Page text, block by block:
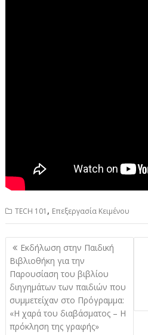
TECH 101 , Επεξεργασία Κειμένου
Πλοήγηση
άρθρων
Εκδήλωση στην Παιδική
Βιβλιοθήκη για την
Παρουσίαση του βιβλίου
διηγημάτων των παιδιών που
συμμετείχαν στο Πρόγραμμα:
«Η χαρά του διαβάσματος – Η
πρόκληση της γραφής»